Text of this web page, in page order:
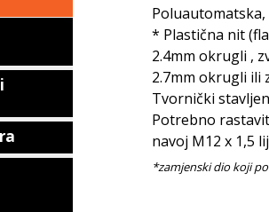
Poluautomatska,
* Plastična nit
2.4mm okrugli ,
2.7mm okrugli ili
Tvornički
Potrebno
navoj M12 x 1,5